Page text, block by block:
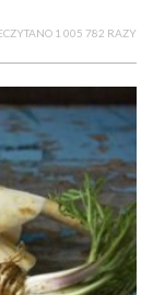
1 005 782 RAZY